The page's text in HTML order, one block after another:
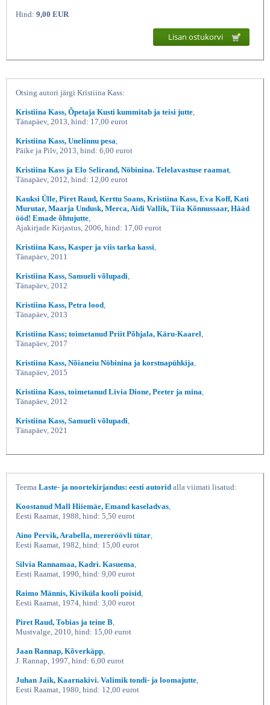
Hind: 9,00 EUR
Lisan ostukorvi
Otsing autori järgi Kristiina Kass:
Kristiina Kass, Õpetaja Kusti kummitab ja teisi jutte
Tänapäev, 2013, hind: 17,00 eurot
Kristiina Kass, Unelinnu pesa
Päike ja Pilv, 2013, hind: 6,00 eurot
Kristiina Kass ja Elo Selirand, Nöbinina. Telelavastuse raamat
Tänapäev, 2012, hind: 12,00 eurot
Kauksi Ülle, Piret Raud, Kerttu Soans, Kristiina Kass, Eva Koff, Kati
Murutar, Maarja Undusk, Merca, Aidi Vallik, Tiia Kõnnussaar, Hääd
ööd! Emade õhtujutte
Ajakirjade Kirjastus, 2006, hind: 17,00 eurot
Kristiina Kass, Kasper ja viis tarka kassi
Tänapäev, 2011
Kristiina Kass, Samueli võlupadi
Tänapäev, 2012
Kristiina Kass, Petra lood
Tänapäev, 2013
Kristiina Kass; toimetanud Priit Põhjala, Käru-Kaarel
Tänapäev, 2017
Kristiina Kass, Nõianeiu Nöbinina ja korstnapühkija
Tänapäev, 2015
Kristiina Kass, toimetanud Livia Dione, Peeter ja mina
Tänapäev, 2012
Kristiina Kass, Samueli võlupadi
Tänapäev, 2021
Teema Laste- ja noortekirjandus: eesti autorid alla viimati lisatud:
Koostanud Mall Hiiemäe, Emand kaseladvas
Eesti Raamat, 1988, hind: 5,50 eurot
Aino Pervik, Arabella, mereröövli tütar
Eesti Raamat, 1982, hind: 15,00 eurot
Silvia Rannamaa, Kadri. Kasuema
Eesti Raamat, 1990, hind: 9,00 eurot
Raimo Männis, Kiviküla kooli poisid
Eesti Raamat, 1974, hind: 3,00 eurot
Piret Raud, Tobias ja teine B
Mustvalge, 2010, hind: 15,00 eurot
Jaan Rannap, Kõverkäpp
J. Rannap, 1997, hind: 6,00 eurot
Juhan Jaik, Kaarnakivi. Valimik tondi- ja loomajutte
Eesti Raamat, 1980, hind: 12,00 eurot